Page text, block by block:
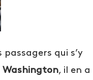
passagers qui s’y
Washington, il en a